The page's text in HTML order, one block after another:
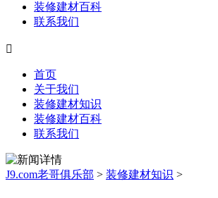
装修建材百科
联系我们

首页
关于我们
装修建材知识
装修建材百科
联系我们
J9.com老哥俱乐部 > 装修建材知识 >